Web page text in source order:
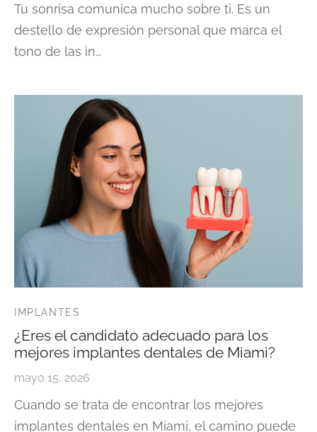
Tu sonrisa comunica mucho sobre ti. Es un
destello de expresión personal que marca el
tono de las in…
IMPLANTES
¿Eres el candidato adecuado para los
mejores implantes dentales de Miami?
mayo 15, 2026
Cuando se trata de encontrar los mejores
implantes dentales en Miami, el camino puede